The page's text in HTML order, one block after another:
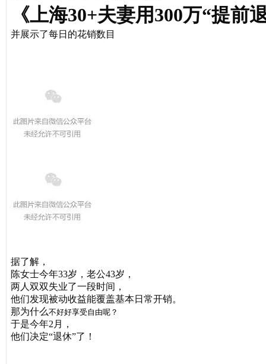
《上海30+夫妻用300万“提前
并展示了每日的花销数目
据了解，
陈女士今年33岁，老公43岁，
两人双双失业了一段时间，
他们发现被动收益能覆盖基本日常开销。
那为什么不好好享受自由呢？
于是今年2月，
他们决定“退休”了！